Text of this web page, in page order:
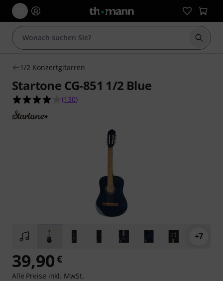
Suche
1/2 Konzertgitarren
Startone CG-851 1/2 Blue
4.1 von 5 Sternen aus 130 Kundenbewertungen
(130)
+7
39,90€
Alle Preise inkl. MwSt.